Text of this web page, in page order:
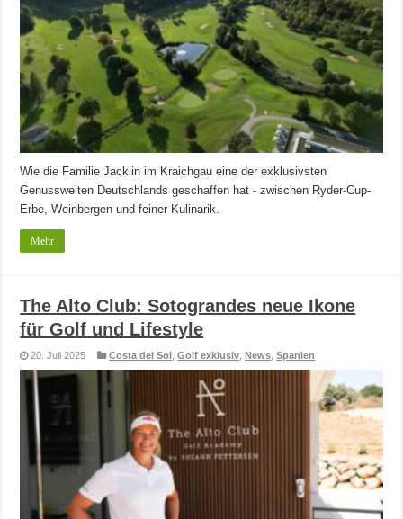
Wie die Familie Jacklin im Kraichgau eine der exklusivsten
Genusswelten Deutschlands geschaffen hat - zwischen Ryder-Cup-
Erbe, Weinbergen und feiner Kulinarik.
Mehr
The Alto Club: Sotograndes neue Ikone
für Golf und Lifestyle
20. Juli 2025 Costa del Sol ,Golf exklusiv ,News ,Spanien